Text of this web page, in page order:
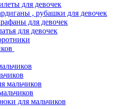
для девочек
, рубашки для девочек
для девочек
для девочек
мальчиков
для мальчиков